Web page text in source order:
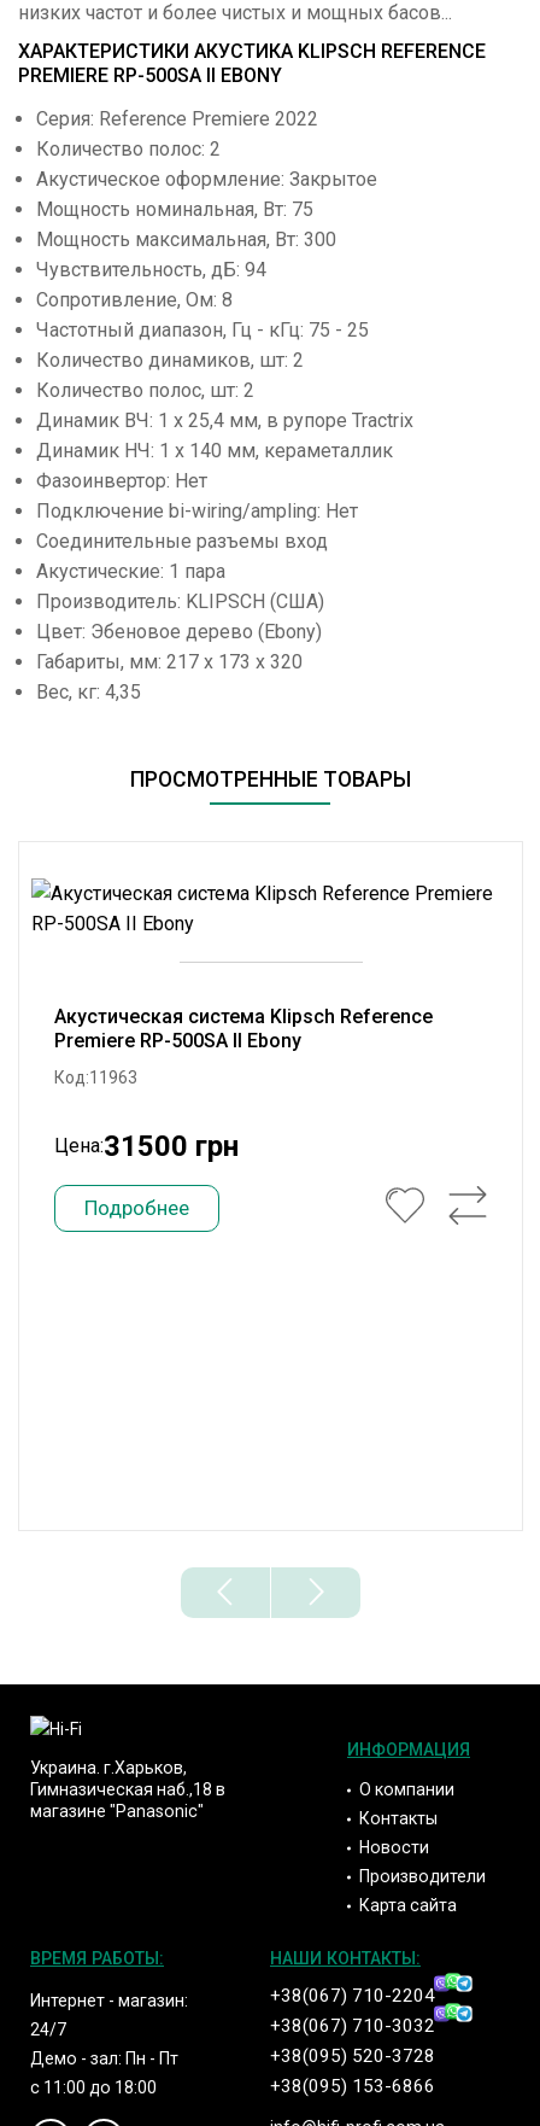
низких частот и более чистых и мощных басов...
ХАРАКТЕРИСТИКИ АКУСТИКА KLIPSCH REFERENCE
PREMIERE RP-500SA II EBONY
Серия: Reference Premiere 2022
Количество полос: 2
Акустическое оформление: Закрытое
Мощность номинальная, Вт: 75
Мощность максимальная, Вт: 300
Чувствительность, дБ: 94
Сопротивление, Ом: 8
Частотный диапазон, Гц - кГц: 75 - 25
Количество динамиков, шт: 2
Количество полос, шт: 2
Динамик ВЧ: 1 х 25,4 мм, в рупоре Tractrix
Динамик НЧ: 1 х 140 мм, кераметаллик
Фазоинвертор: Нет
Подключение bi-wiring/ampling: Нет
Соединительные разъемы вход
Акустические: 1 пара
Производитель: KLIPSCH (США)
Цвет: Эбеновое дерево (Ebony)
Габариты, мм: 217 х 173 х 320
Вес, кг: 4,35
ПРОСМОТРЕННЫЕ ТОВАРЫ
Акустическая система Klipsch Reference
Premiere RP-500SA II Ebony
Код:11963
Цена:31500 грн
Подробнее
Украина. г.Харьков,
Гимназическая наб.,18 в
магазине "Panasonic"
ИНФОРМАЦИЯ
О компании
Контакты
Новости
Производители
Карта сайта
ВРЕМЯ РАБОТЫ:
Интернет - магазин:
24/7
Демо - зал: Пн - Пт
с 11:00 до 18:00
НАШИ КОНТАКТЫ:
+38(067) 710-2204
+38(067) 710-3032
+38(095) 520-3728
+38(095) 153-6866